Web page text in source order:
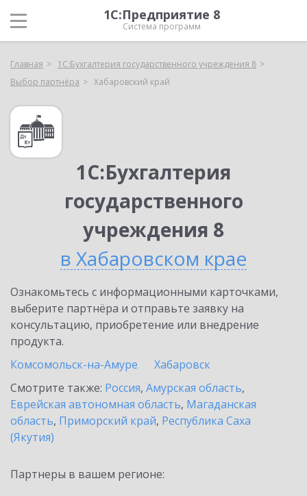
1С:Предприятие 8
Система программ
Главная
1С:Бухгалтерия государственного учреждения 8
Выбор партнёра
Хабаровский край
1С:Бухгалтерия
государственного
учреждения 8
в Хабаровском крае
Ознакомьтесь с информационными карточками,
выберите партнёра и отправьте заявку на
консультацию, приобретение или внедрение
продукта.
Комсомольск-на-Амуре
Хабаровск
Смотрите также: Россия, Амурская область,
Еврейская автономная область, Магаданская
область, Приморский край, Республика Саха
(Якутия)
Партнеры в вашем регионе: